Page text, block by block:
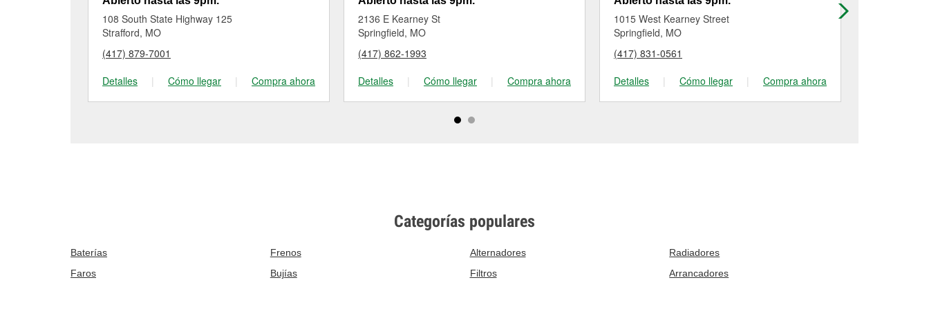
108 South State Highway 125
Strafford, MO
(417) 879-7001
Detalles
| Cómo llegar | Compra ahora
2136 E Kearney St
Springfield, MO
(417) 862-1993
Detalles
| Cómo llegar | Compra ahora
1015 West Kearney Street
Springfield, MO
(417) 831-0561
Detalles
| Cómo llegar | Compra ahora
Categorías populares
Baterías Frenos Alternadores
Radiadores
Faros
Bujías Filtros Arrancadores